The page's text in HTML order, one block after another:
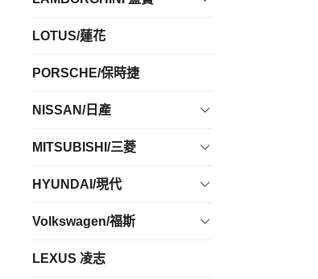
LOTUS/蓮花
PORSCHE/保時捷
NISSAN/日產
MITSUBISHI/三菱
HYUNDAI/現代
Volkswagen/福斯
LEXUS 凌志